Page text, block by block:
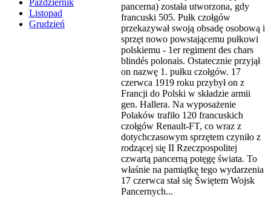
Październik
Listopad
Grudzień
pancerna) została utworzona, gdy
francuski 505. Pułk czołgów
przekazywał swoją obsadę osobową i
sprzęt nowo powstającemu pułkowi
polskiemu - 1er regiment des chars
blindés polonais. Ostatecznie przyjął
on nazwę 1. pułku czołgów. 17
czerwca 1919 roku przybył on z
Francji do Polski w składzie armii
gen. Hallera. Na wyposażenie
Polaków trafiło 120 francuskich
czołgów Renault-FT, co wraz z
dotychczasowym sprzętem czyniło z
rodzącej się II Rzeczpospolitej
czwartą pancerną potęgę świata. To
właśnie na pamiątkę tego wydarzenia
17 czerwca stał się Świętem Wojsk
Pancernych...